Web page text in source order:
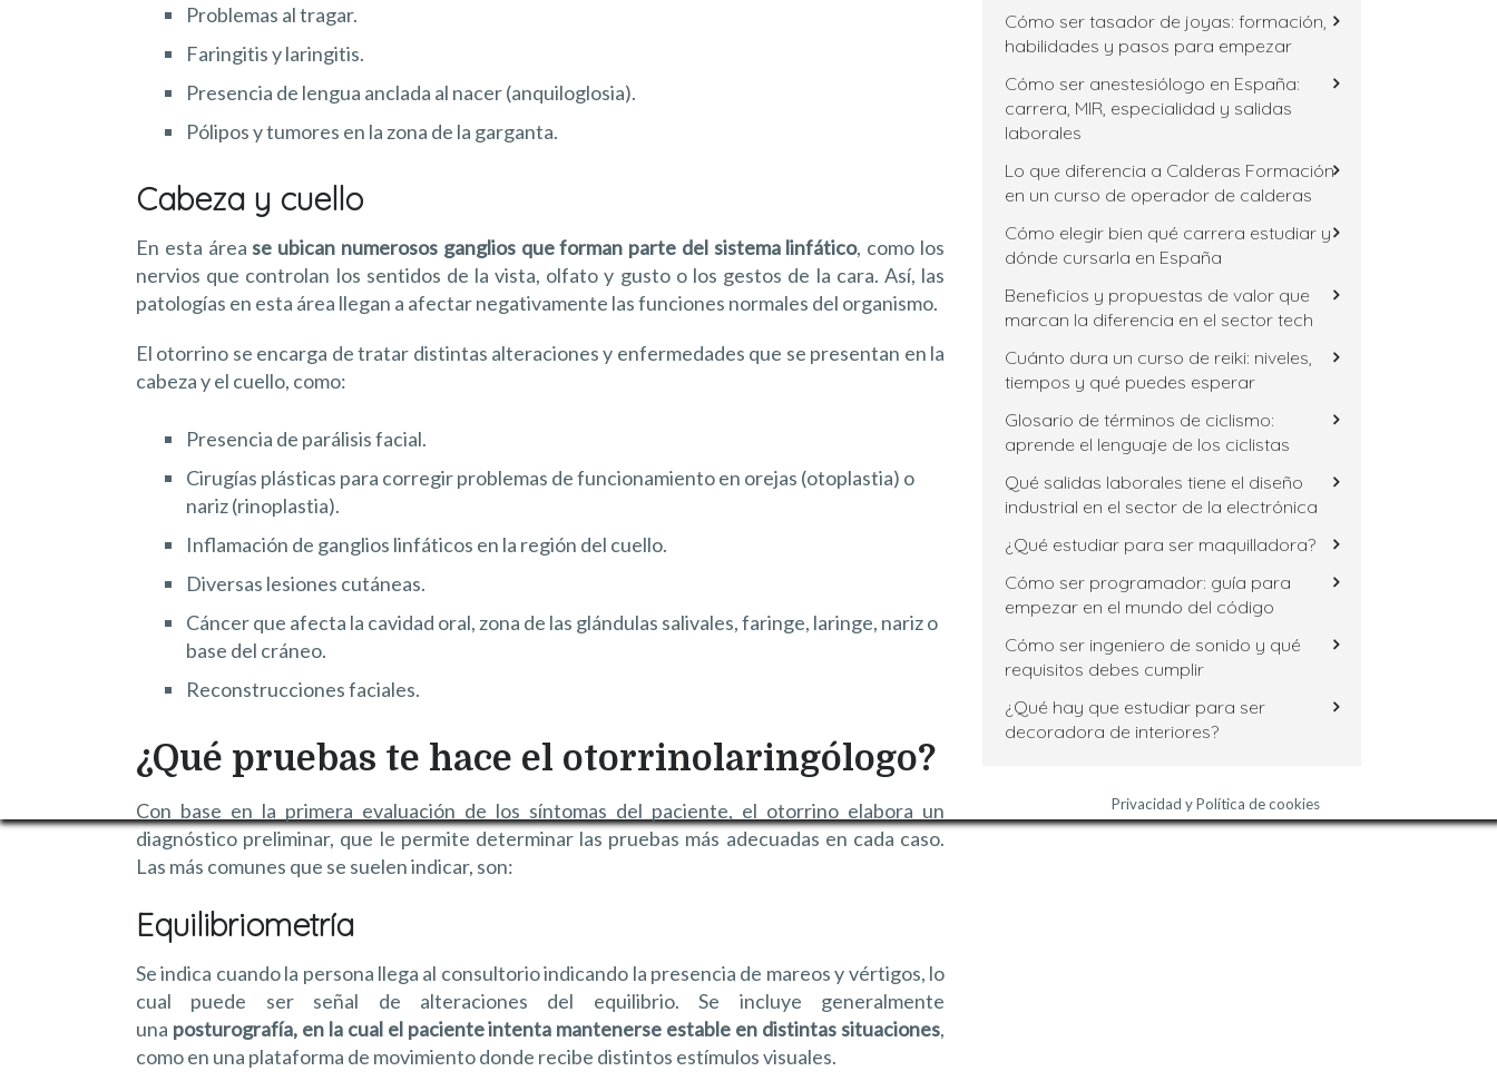
Problemas al tragar.
Faringitis y laringitis.
Presencia de lengua anclada al nacer (anquiloglosia).
Pólipos y tumores en la zona de la garganta.
Cabeza y cuello
En esta árease ubican numerosos ganglios que forman parte del sistema linfático, como los
nervios que controlan los sentidos de la vista, olfato y gusto o los gestos de la cara. Así, las
patologías en esta área llegan a afectar negativamente las funciones normales del organismo.
El otorrino se encarga de tratar distintas alteraciones y enfermedades que se presentan en la
cabeza y el cuello, como:
Presencia de parálisis facial.
Cirugías plásticas para corregir problemas de funcionamiento en orejas (otoplastia) o
nariz (rinoplastia).
Inflamación de ganglios linfáticos en la región del cuello.
Diversas lesiones cutáneas.
Cáncer que afecta la cavidad oral, zona de las glándulas salivales, faringe, laringe, nariz o
base del cráneo.
Reconstrucciones faciales.
¿Qué pruebas te hace el otorrinolaringólogo?
Con base en la primera evaluación de los síntomas del paciente, el otorrino elabora un
diagnóstico preliminar, que le permite determinar las pruebas más adecuadas en cada caso.
Las más comunes que se suelen indicar, son:
Equilibriometría
Se indica cuando la persona llega al consultorio indicando la presencia de mareos y vértigos, lo
cual puede ser señal de alteraciones del equilibrio. Se incluye generalmente
una posturografía, en la cual el paciente intenta mantenerse estable en distintas situaciones,
como en una plataforma de movimiento donde recibe distintos estímulos visuales.
Cómo ser tasador de joyas: formación,
habilidades y pasos para empezar
Cómo ser anestesiólogo en España:
carrera, MIR, especialidad y salidas
laborales
Lo que diferencia a Calderas Formación
en un curso de operador de calderas
Cómo elegir bien qué carrera estudiar y
dónde cursarla en España
Beneficios y propuestas de valor que
marcan la diferencia en el sector tech
Cuánto dura un curso de reiki: niveles,
tiempos y qué puedes esperar
Glosario de términos de ciclismo:
aprende el lenguaje de los ciclistas
Qué salidas laborales tiene el diseño
industrial en el sector de la electrónica
¿Qué estudiar para ser maquilladora?
Cómo ser programador: guía para
empezar en el mundo del código
Cómo ser ingeniero de sonido y qué
requisitos debes cumplir
¿Qué hay que estudiar para ser
decoradora de interiores?
Privacidad y Política de cookies